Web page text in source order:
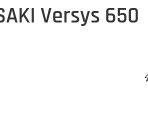
Versys 650